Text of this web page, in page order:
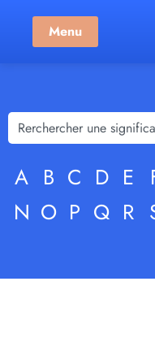
Menu
A B C D E
N O P Q R